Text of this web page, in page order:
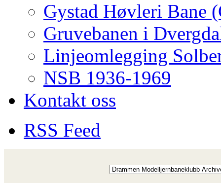
Gystad Høvleri Bane
Gruvebanen i
Linjeomlegging
NSB 1936-1969
Kontakt oss
RSS Feed